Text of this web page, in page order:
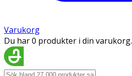
Varukorg
Du har 0 produkter i din varukorg.